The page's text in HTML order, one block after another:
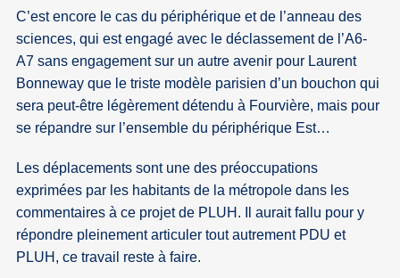
C’est encore le cas du périphérique et de l’anneau des
sciences, qui est engagé avec le déclassement de l’A6-
A7 sans engagement sur un autre avenir pour Laurent
Bonneway que le triste modèle parisien d’un bouchon qui
sera peut-être légèrement détendu à Fourvière, mais pour
se répandre sur l’ensemble du périphérique Est…
Les déplacements sont une des préoccupations
exprimées par les habitants de la métropole dans les
commentaires à ce projet de PLUH. Il aurait fallu pour y
répondre pleinement articuler tout autrement PDU et
PLUH, ce travail reste à faire.